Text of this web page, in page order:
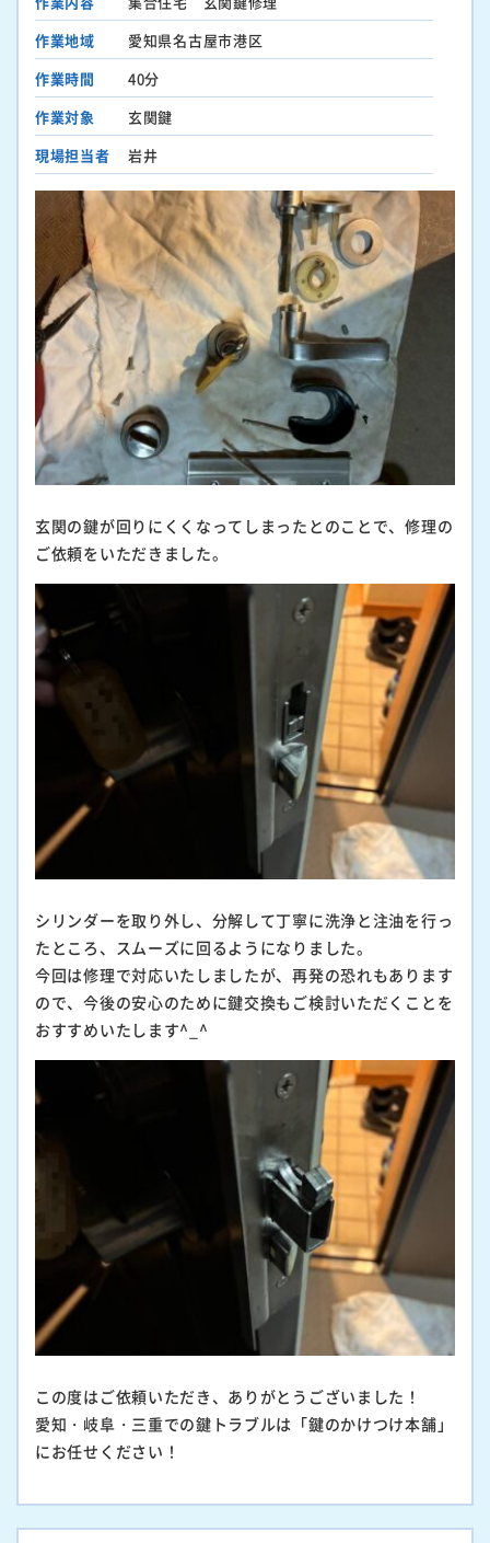
作業地域
愛知県名古屋市港区
作業時間
40分
作業対象
玄関鍵
現場担当者
岩井
玄関の鍵が回りにくくなってしまったとのことで、修理の
ご依頼をいただきました。
シリンダーを取り外し、分解して丁寧に洗浄と注油を行っ
たところ、スムーズに回るようになりました。
今回は修理で対応いたしましたが、再発の恐れもあります
ので、今後の安心のために鍵交換もご検討いただくことを
おすすめいたします^_^
この度はご依頼いただき、ありがとうございました！
愛知・岐阜・三重での鍵トラブルは「鍵のかけつけ本舗」
にお任せください！